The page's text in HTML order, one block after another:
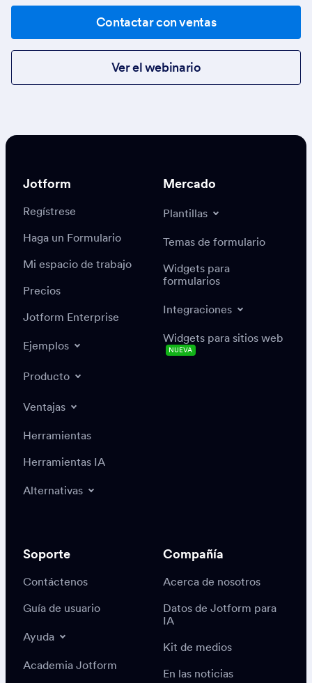
Contactar con ventas
Ver el webinario
Jotform
Regístrese
Haga un Formulario
Mi espacio de trabajo
Precios
Jotform Enterprise
Ejemplos
Producto
Ventajas
Herramientas
Herramientas IA
Alternativas
Mercado
Plantillas
Temas de formulario
Widgets para
formularios
Integraciones
Widgets para sitios web
NUEVA
Soporte
Contáctenos
Guía de usuario
Ayuda
Academia Jotform
Compañía
Acerca de nosotros
Datos de Jotform para
IA
Kit de medios
En las noticias